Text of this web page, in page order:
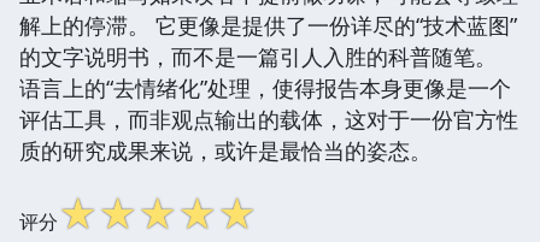
解上的停滞。 它更像是提供了一份详尽的“技术蓝图”
的文字说明书，而不是一篇引人入胜的科普随笔。
语言上的“去情绪化”处理，使得报告本身更像是一个
评估工具，而非观点输出的载体，这对于一份官方性
质的研究成果来说，或许是最恰当的姿态。
评分☆☆☆☆☆